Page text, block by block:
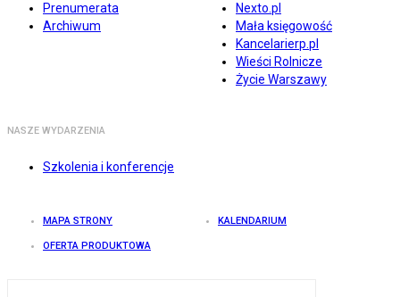
Prenumerata
Archiwum
Nexto.pl
Mała księgowość
Kancelarierp.pl
Wieści Rolnicze
Życie Warszawy
NASZE WYDARZENIA
Szkolenia i konferencje
MAPA STRONY KALENDARIUM
OFERTA PRODUKTOWA